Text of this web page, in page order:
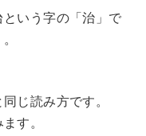
という字の「治」で
じ読み方です。
す。